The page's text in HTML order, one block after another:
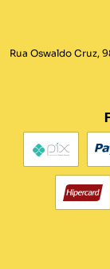
Rua Oswaldo Cruz,